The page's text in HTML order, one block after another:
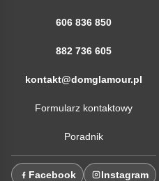
606 836 850
882 736 605
kontakt@domglamour.pl
Formularz kontaktowy
Poradnik
Facebook Instagram